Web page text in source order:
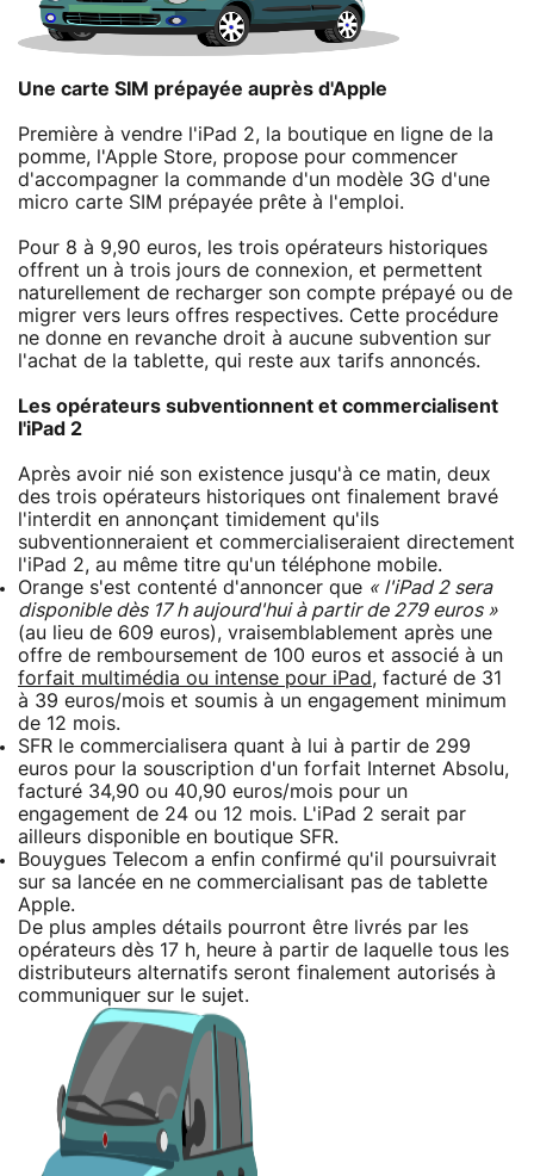
Une carte SIM prépayée auprès d'Apple
Première à vendre l'iPad 2, la boutique en ligne de la
pomme, l'Apple Store, propose pour commencer
d'accompagner la commande d'un modèle 3G d'une
micro carte SIM prépayée prête à l'emploi.
Pour 8 à 9,90 euros, les trois opérateurs historiques
offrent un à trois jours de connexion, et permettent
naturellement de recharger son compte prépayé ou de
migrer vers leurs offres respectives. Cette procédure
ne donne en revanche droit à aucune subvention sur
l'achat de la tablette, qui reste aux tarifs annoncés.
Les opérateurs subventionnent et commercialisent
l'iPad 2
Après avoir nié son existence jusqu'à ce matin, deux
des trois opérateurs historiques ont finalement bravé
l'interdit en annonçant timidement qu'ils
subventionneraient et commercialiseraient directement
l'iPad 2, au même titre qu'un téléphone mobile.
Orange s'est contenté d'annoncer que « l'iPad 2 sera
disponible dès 17 h aujourd'hui à partir de 279 euros »
(au lieu de 609 euros), vraisemblablement après une
offre de remboursement de 100 euros et associé à un
forfait multimédia ou intense pour iPad, facturé de 31
à 39 euros/mois et soumis à un engagement minimum
de 12 mois.
SFR le commercialisera quant à lui à partir de 299
euros pour la souscription d'un forfait Internet Absolu,
facturé 34,90 ou 40,90 euros/mois pour un
engagement de 24 ou 12 mois. L'iPad 2 serait par
ailleurs disponible en boutique SFR.
Bouygues Telecom a enfin confirmé qu'il poursuivrait
sur sa lancée en ne commercialisant pas de tablette
Apple.
De plus amples détails pourront être livrés par les
opérateurs dès 17 h, heure à partir de laquelle tous les
distributeurs alternatifs seront finalement autorisés à
communiquer sur le sujet.